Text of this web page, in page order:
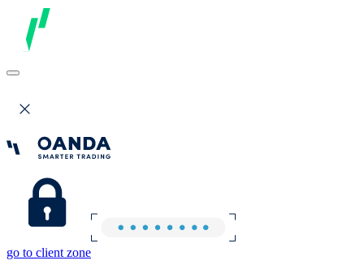
go to client zone